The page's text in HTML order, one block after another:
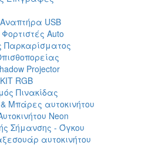
USB
Auto
Παρκαρίσματος
Projector
RGB
Πινακίδας
Μπάρες αυτοκινήτου
Neon
Σήμανσης - Όγκου
αυτοκινήτου